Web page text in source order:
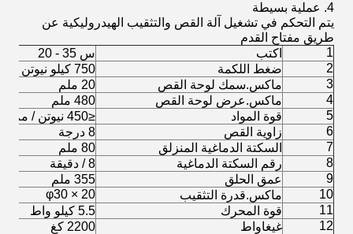
4. عملية بسيطة
يتم التحكم في تشغيل آلة القص والتثقيب الهيدروليكية عن
طريق مفتاح القدم
1
اكتب
س 35 - 20
2
ضغط اللكمة
750 كيلو نيوتن
3
ماكس.سمك لوحة القص
20 ملم
4
ماكس.عرض لوحة القص
480 ملم
5
قوة المواد
≤450 نيوتن / مم 2
6
زاوية القص
8 درجة
7
السكتة الدماغية المنزلق
80 ملم
8
رقم السكتة الدماغية
8 / دقيقة
9
عمق الحلق
355 ملم
10
ماكس.قدرة التثقيب
φ30 × 20
11
قوة المحرك
5.5 كيلو واط
12
غيغاواط
2200 كغ